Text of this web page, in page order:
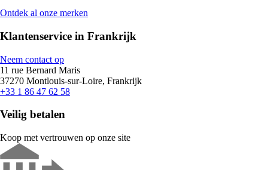
Ontdek al onze merken
Klantenservice in Frankrijk
Neem contact op
11 rue Bernard Maris
37270 Montlouis-sur-Loire, Frankrijk
+33 1 86 47 62 58
Veilig betalen
Koop met vertrouwen op onze site